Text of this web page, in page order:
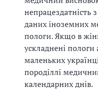
непрацездатність
даних іноземних
пологи. Якщо в
ускладнені пологи
маленьких
породіллі
календарних днів.